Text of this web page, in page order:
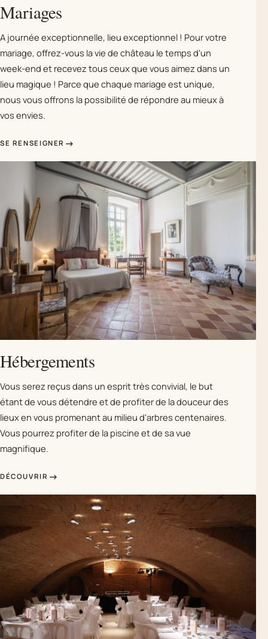
Mariages
A journée exceptionnelle, lieu exceptionnel ! Pour votre
mariage, offrez-vous la vie de château le temps d'un
week-end et recevez tous ceux que vous aimez dans un
lieu magique ! Parce que chaque mariage est unique,
nous vous offrons la possibilité de répondre au mieux à
vos envies.
SE RENSEIGNER
Hébergements
Vous serez reçus dans un esprit très convivial, le but
étant de vous détendre et de profiter de la douceur des
lieux en vous promenant au milieu d'arbres centenaires.
Vous pourrez profiter de la piscine et de sa vue
magnifique.
DÉCOUVRIR